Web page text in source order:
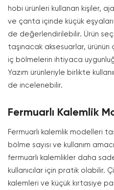
hobi ürünleri kullanan kişiler,
ve çanta içinde küçük
de değerlendirilebilir. Ürün
taşınacak aksesuarlar, ürünün
iç bölmelerin ihtiyaca
Yazım ürünleriyle birlikte
de incelenebilir.
Fermuarlı Kalemlik
Fermuarlı kalemlik modelleri
bölme sayısı ve kullanım
fermuarlı kalemlikler daha
kullanıcılar için pratik olabilir.
kalemleri ve küçük kırtasiye